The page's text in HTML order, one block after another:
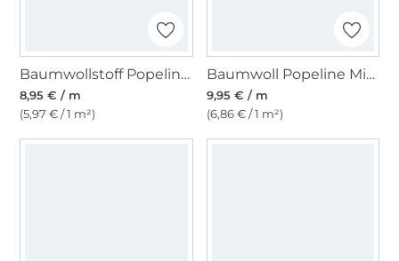
Baumwollstoff Popeline dunkelmint
8,95 € / m
(5,97 € / 1 m²)
Baumwoll Popeline Mini Kirsche, wollweiß
9,95 € / m
(6,86 € / 1 m²)